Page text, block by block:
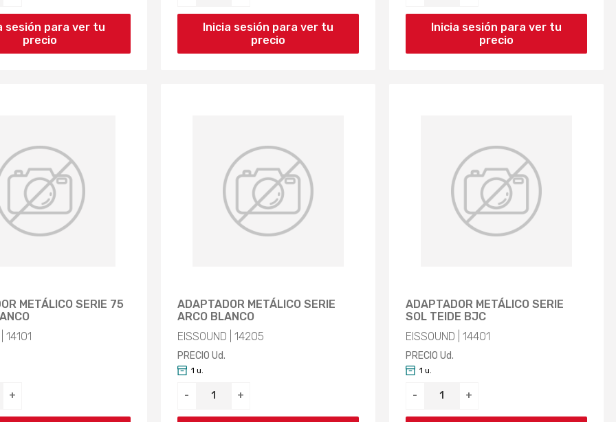
sesión para ver tu
precio
Inicia sesión para ver tu
precio
Inicia sesión para ver tu
precio
METÁLICO SERIE 75
14101
+
ADAPTADOR METÁLICO SERIE
ARCO BLANCO
EISSOUND | 14205
PRECIO Ud.
- +
1 u.
ADAPTADOR METÁLICO SERIE
SOL TEIDE BJC
EISSOUND | 14401
PRECIO Ud.
- +
1 u.